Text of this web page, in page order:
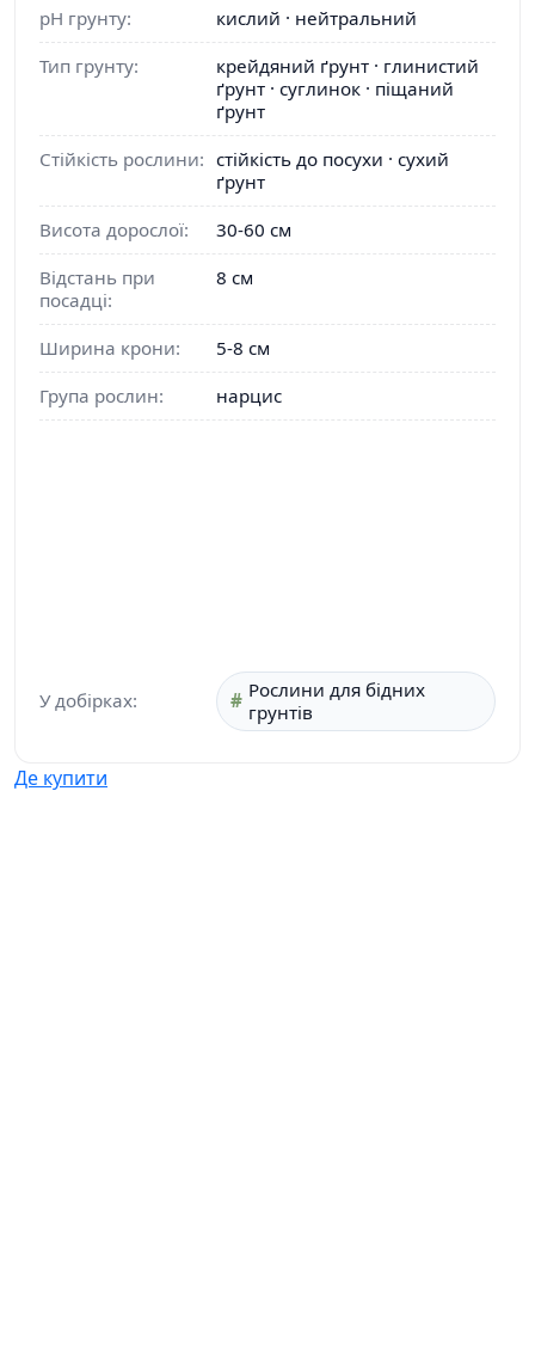
pH грунту:
кислий · нейтральний
Тип грунту:
крейдяний ґрунт · глинистий
ґрунт · суглинок · піщаний
ґрунт
Стійкість рослини: стійкість до посухи · сухий
ґрунт
Висота дорослої:
30-60 см
Відстань при
посадці:
8 см
Ширина крони:
5-8 см
Група рослин:
нарцис
У добірках:
Рослини для бідних
грунтів
Де купити